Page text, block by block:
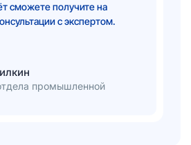
сможете получите на
с экспертом.
промышленной